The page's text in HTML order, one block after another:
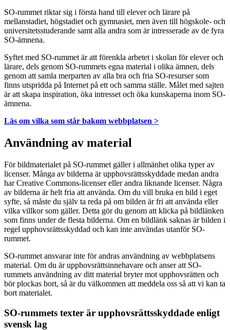
SO-rummet riktar sig i första hand till elever och lärare på
mellanstadiet, högstadiet och gymnasiet, men även till högskole- och
universitetsstuderande samt alla andra som är intresserade av de fyra
SO-ämnena.
Syftet med SO-rummet är att förenkla arbetet i skolan för elever och
lärare, dels genom SO-rummets egna material i olika ämnen, dels
genom att samla merparten av alla bra och fria SO-resurser som
finns utspridda på Internet på ett och samma ställe. Målet med sajten
är att skapa inspiration, öka intresset och öka kunskaperna inom SO-
ämnena.
Läs om vilka som står bakom webbplatsen >
Användning av material
För bildmaterialet på SO-rummet gäller i allmänhet olika typer av
licenser. Många av bilderna är upphovsrättsskyddade medan andra
har Creative Commons-licenser eller andra liknande licenser. Några
av bilderna är helt fria att använda. Om du vill bruka en bild i eget
syfte, så måste du själv ta reda på om bilden är fri att använda eller
vilka villkor som gäller. Detta gör du genom att klicka på bildlänken
som finns under de flesta bilderna. Om en bildlänk saknas är bilden i
regel upphovsrättsskyddad och kan inte användas utanför SO-
rummet.
SO-rummet ansvarar inte för andras användning av webbplatsens
material. Om du är upphovsrättsinnehavare och anser att SO-
rummets användning av ditt material bryter mot upphovsrätten och
bör plockas bort, så är du välkommen att meddela oss så att vi kan ta
bort materialet.
SO-rummets texter är upphovsrättsskyddade enligt
svensk lag